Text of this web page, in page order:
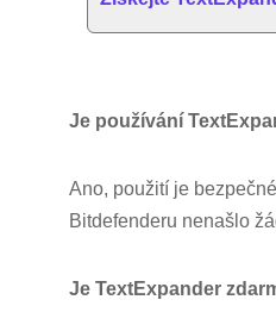
Je používání
Ano, použití je
Bitdefenderu nenašlo
Je TextExpander